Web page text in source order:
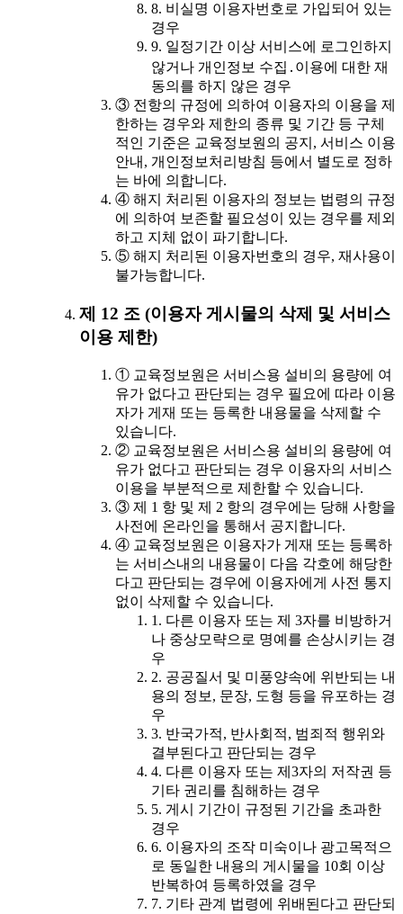
8. 비실명 이용자번호로 가입되어 있는
경우
9. 일정기간 이상 서비스에 로그인하지
않거나 개인정보 수집․이용에 대한 재
동의를 하지 않은 경우
③ 전항의 규정에 의하여 이용자의 이용을 제
한하는 경우와 제한의 종류 및 기간 등 구체
적인 기준은 교육정보원의 공지, 서비스 이용
안내, 개인정보처리방침 등에서 별도로 정하
는 바에 의합니다.
④ 해지 처리된 이용자의 정보는 법령의 규정
에 의하여 보존할 필요성이 있는 경우를 제외
하고 지체 없이 파기합니다.
⑤ 해지 처리된 이용자번호의 경우, 재사용이
불가능합니다.
제 12 조 (이용자 게시물의 삭제 및 서비스
이용 제한)
① 교육정보원은 서비스용 설비의 용량에 여
유가 없다고 판단되는 경우 필요에 따라 이용
자가 게재 또는 등록한 내용물을 삭제할 수
있습니다.
② 교육정보원은 서비스용 설비의 용량에 여
유가 없다고 판단되는 경우 이용자의 서비스
이용을 부분적으로 제한할 수 있습니다.
③ 제 1 항 및 제 2 항의 경우에는 당해 사항을
사전에 온라인을 통해서 공지합니다.
④ 교육정보원은 이용자가 게재 또는 등록하
는 서비스내의 내용물이 다음 각호에 해당한
다고 판단되는 경우에 이용자에게 사전 통지
없이 삭제할 수 있습니다.
1. 다른 이용자 또는 제 3자를 비방하거
나 중상모략으로 명예를 손상시키는 경
우
2. 공공질서 및 미풍양속에 위반되는 내
용의 정보, 문장, 도형 등을 유포하는 경
우
3. 반국가적, 반사회적, 범죄적 행위와
결부된다고 판단되는 경우
4. 다른 이용자 또는 제3자의 저작권 등
기타 권리를 침해하는 경우
5. 게시 기간이 규정된 기간을 초과한
경우
6. 이용자의 조작 미숙이나 광고목적으
로 동일한 내용의 게시물을 10회 이상
반복하여 등록하였을 경우
7. 기타 관계 법령에 위배된다고 판단되